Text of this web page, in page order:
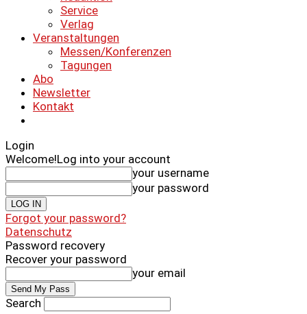
Service
Verlag
Veranstaltungen
Messen/Konferenzen
Tagungen
Abo
Newsletter
Kontakt
Login
Welcome!Log into your account
your username
your password
Forgot your password?
Datenschutz
Password recovery
Recover your password
your email
Search